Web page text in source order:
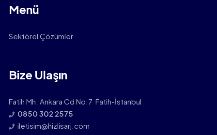
Menü
Sektörel Çözümler
Bize Ulaşın
Fatih Mh. Ankara Cd No:7 Fatih-İstanbul
0850 302 2575
iletisim@hizlisarj.com